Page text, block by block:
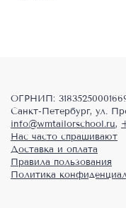
ОГРНИП:
Санкт-Петербург, ул.
info@wmtailorschool.ru,
Нас часто спрашивают
Доставка и оплата
Правила пользования
Политика